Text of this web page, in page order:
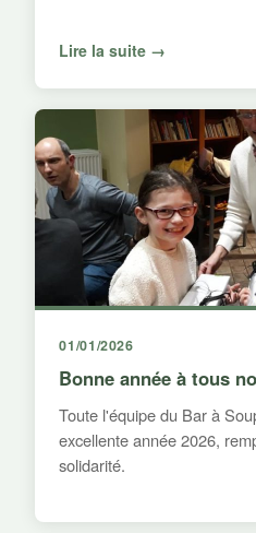
Lire la suite →
01/01/2026
Bonne année à tous
Toute l'équipe du Bar à
excellente année 2026,
solidarité.